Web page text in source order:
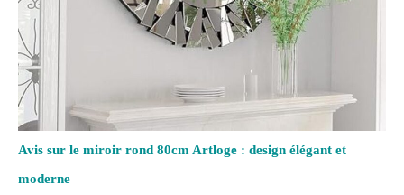
Avis sur le miroir rond 80cm Artloge : design élégant et
moderne